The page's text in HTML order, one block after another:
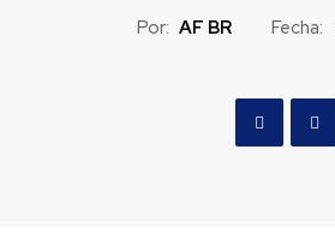
Por: AF BR Fecha: